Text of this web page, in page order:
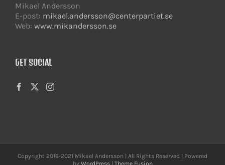
Mikael Andersson
E-post: mikael.andersson@centerpartiet.se
Web: www.mikandersson.se
GET SOCIAL
Copyright 2016-2021 Mikael Andersson | All Rights Reserved | Powered
by WordPress| Theme Fusion